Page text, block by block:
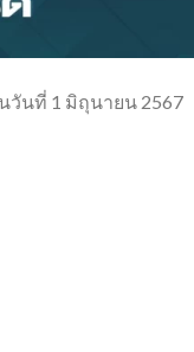
นที่ 1 มิถุนายน 2567